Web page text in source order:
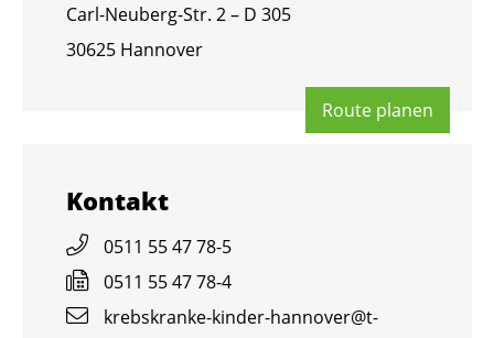
Carl-Neu­berg-Str. 2 – D 305
30625 Han­no­ver
Route pla­nen
Kon­takt
0511 55 47 78-5
0511 55 47 78-4
krebs­kran­ke-kin­der-han­no­ver@​t-​